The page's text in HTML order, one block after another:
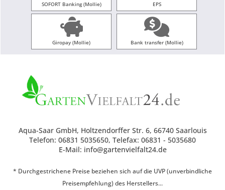
SOFORT Banking (Mollie) EPS
Giropay (Mollie) Bank transfer (Mollie)
Aqua-Saar GmbH, Holtzendorffer Str. 6, 66740 Saarlouis
Telefon: 06831 5035650, Telefax: 06831 - 5035680
E-Mail: info@gartenvielfalt24.de
* Durchgestrichene Preise beziehen sich auf die UVP (unverbindliche
Preisempfehlung) des Herstellers...